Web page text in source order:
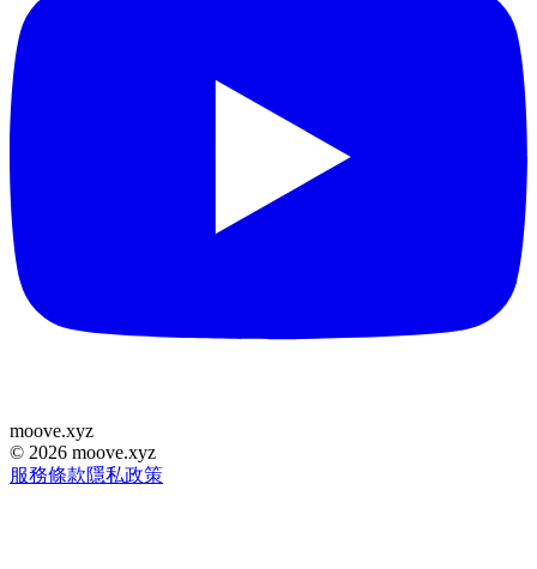
moove.xyz
© 2026 moove.xyz
服務條款隱私政策